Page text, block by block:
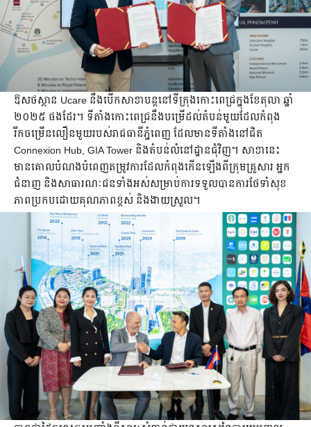
ឱសថស្ថាន Ucare នឹងបើកសាខាបន្តនៅទីក្រុងកោះពេជ្រក្នុងខែតុលា ឆ្នាំ
២០២៥ ផងដែរ។ ទីតាំងកោះពេជ្រនឹងបម្រើដល់តំបន់មួយដែលកំពុង
រីកចម្រើនលឿនមួយរបស់រាជធានីភ្នំពេញ ដែលមានទីតាំងនៅជិត
Connexion Hub, GIA Tower និងតំបន់លំនៅដ្ឋានជុំវិញ។ សាខានេះ
មានគោលបំណងបំពេញតម្រូវការដែលកំពុងកើនឡើងពីក្រុមគ្រួសារ អ្នក
ជំនាញ និងសាធារណៈជនទាំងអស់សម្រាប់ការទទួលបានការថែទាំសុខ
ភាពប្រកបដោយគុណភាពខ្ពស់ និងងាយស្រួល។